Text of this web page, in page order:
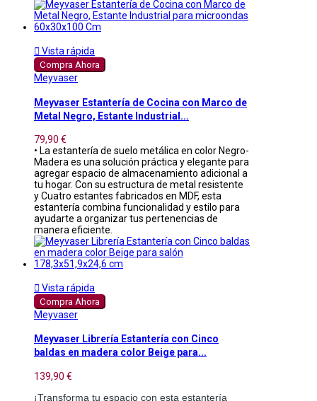
 Vista rápida
Compra Ahora
Meyvaser
Meyvaser Estantería de Cocina con Marco de
Metal Negro, Estante Industrial...
79,90 €
• La estantería de suelo metálica en color Negro-
Madera es una solución práctica y elegante para
agregar espacio de almacenamiento adicional a
tu hogar. Con su estructura de metal resistente
y Cuatro estantes fabricados en MDF, esta
estantería combina funcionalidad y estilo para
ayudarte a organizar tus pertenencias de
manera eficiente.
 Vista rápida
Compra Ahora
Meyvaser
Meyvaser Librería Estantería con Cinco
baldas en madera color Beige para...
139,90 €
¡Transforma tu espacio con esta estantería